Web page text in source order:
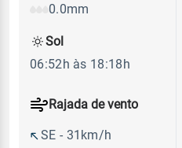
0.0mm
Rajada de vento
SE - 31km/h
Sol
06:52h às 18:18h